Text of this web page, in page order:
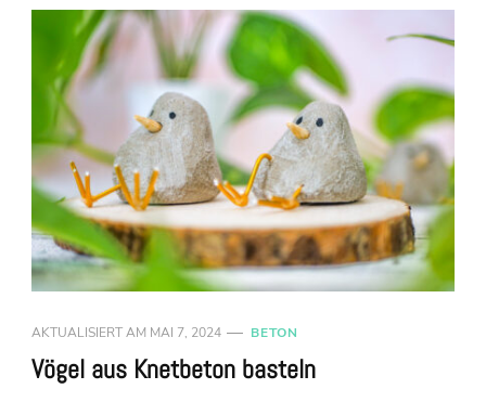
AKTUALISIERT AM MAI 7, 2024 BETON
Vögel aus Knetbeton basteln